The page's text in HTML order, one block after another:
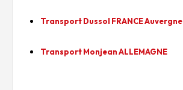
Transport Dussol FRANCE Auvergne
Transport Monjean ALLEMAGNE